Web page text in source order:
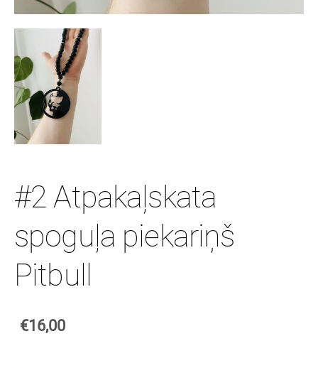
#2 Atpakaļskata
spoguļa piekariņš
Pitbull
€16,00